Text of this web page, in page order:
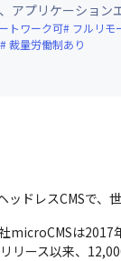
アプリケーション
トワーク可
フルリモ
裁量労働制あり
ッドレスCMSで、
microCMSは
リース以来、